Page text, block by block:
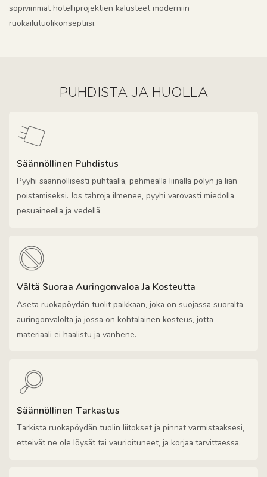
sopivimmat hotelliprojektien kalusteet moderniin
ruokailutuolikonseptiisi.
PUHDISTA JA HUOLLA
Säännöllinen Puhdistus
Pyyhi säännöllisesti puhtaalla, pehmeällä liinalla pölyn ja lian
poistamiseksi. Jos tahroja ilmenee, pyyhi varovasti miedolla
pesuaineella ja vedellä
Vältä Suoraa Auringonvaloa Ja Kosteutta
Aseta ruokapöydän tuolit paikkaan, joka on suojassa suoralta
auringonvalolta ja jossa on kohtalainen kosteus, jotta
materiaali ei haalistu ja vanhene.
Säännöllinen Tarkastus
Tarkista ruokapöydän tuolin liitokset ja pinnat varmistaaksesi,
etteivät ne ole löysät tai vaurioituneet, ja korjaa tarvittaessa.